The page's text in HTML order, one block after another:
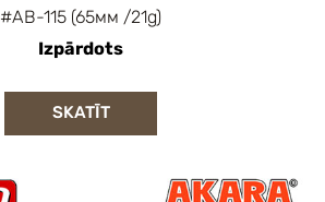
#AB-115 (65мм /21g)
Izpārdots
SKATĪT